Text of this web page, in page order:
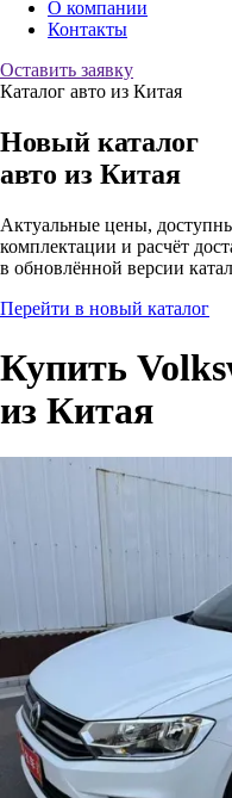
О компании
Контакты
Оставить заявку
Каталог авто из Китая
Новый каталог
авто из Китая
Актуальные цены,
комплектации и расчёт
в обновлённой версии
Перейти в новый каталог
Купить
из Китая